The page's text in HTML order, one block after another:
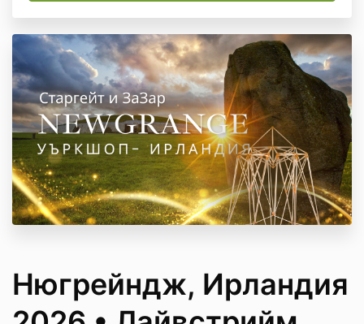
Нюгрейндж, Ирландия